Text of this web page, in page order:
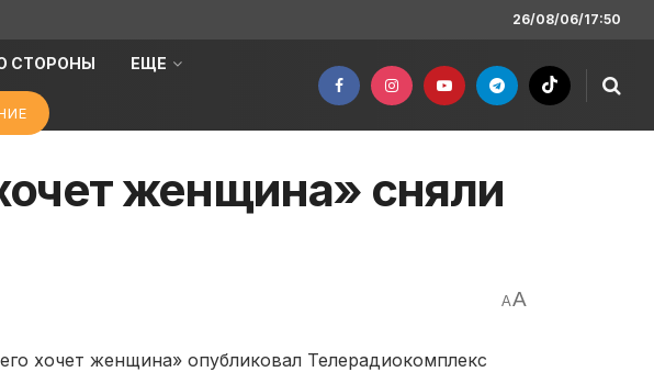
26/08/06/17:50
СТОРОНЫ ЕЩЕ
женщина» сняли
AA
хочет женщина» опубликовал Телерадиокомплекс